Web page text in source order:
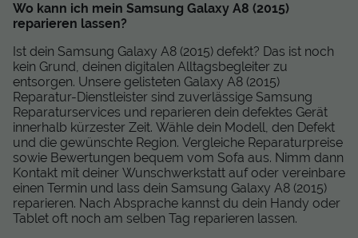
Wo kann ich mein Samsung Galaxy A8 (2015)
reparieren lassen?
Ist dein Samsung Galaxy A8 (2015) defekt? Das ist noch
kein Grund, deinen digitalen Alltagsbegleiter zu
entsorgen. Unsere gelisteten Galaxy A8 (2015)
Reparatur-Dienstleister sind zuverlässige Samsung
Reparaturservices und reparieren dein defektes Gerät
innerhalb kürzester Zeit. Wähle dein Modell, den Defekt
und die gewünschte Region. Vergleiche Reparaturpreise
sowie Bewertungen bequem vom Sofa aus. Nimm dann
Kontakt mit deiner Wunschwerkstatt auf oder vereinbare
einen Termin und lass dein Samsung Galaxy A8 (2015)
reparieren. Nach Absprache kannst du dein Handy oder
Tablet oft noch am selben Tag reparieren lassen.